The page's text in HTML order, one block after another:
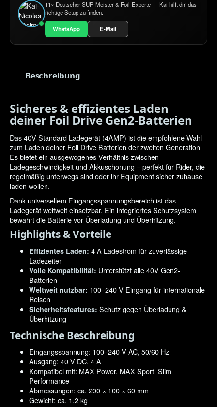
11× Deutscher SUP-Meister & Foil-Experte — Kai hilft dir, das
richtige Setup zu finden.
WhatsApp E-Mail
Beschreibung
Sicheres & effizientes Laden
deiner Foil Drive Gen2-Batterien
Das 40V Standard Ladegerät (4AMP) ist die empfohlene Wahl
zum Laden deiner Foil Drive Batterien der zweiten Generation.
Es bietet ein ausgewogenes Verhältnis zwischen
Ladegeschwindigkeit und Akkuschonung – perfekt für Rider, die
regelmäßig unterwegs sind oder ihr Equipment sicher zuhause
laden wollen.
Dank universellem Eingangsspannungsbereich ist das
Ladegerät weltweit einsetzbar. Ein integriertes Schutzsystem
bewahrt die Batterie vor Überladung und Überhitzung.
Highlights & Vorteile
Effizientes Laden: 4 A Ladestrom für zuverlässige
Ladezeiten
Volle Kompatibilität: Unterstützt alle 40V Gen2-
Batterien
Weltweit nutzbar: 100–240 V Eingang für internationale
Reisen
Sicherheitsfeatures: Schutz gegen Überladung &
Überhitzung
Technische Beschreibung
Eingangsspannung: 100–240 V AC, 50/60 Hz
Ausgang: 40 V DC, 4 A
Kompatibel mit: MAX Power, MAX Sport, Slim
Performance
Abmessungen: ca. 200 × 100 × 60 mm
Gewicht: ca. 1,2 kg